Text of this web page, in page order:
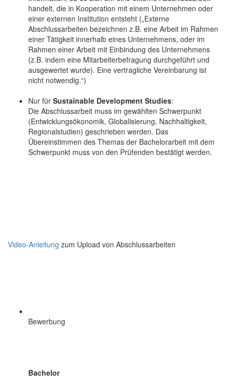
handelt, die in Kooperation mit einem Unternehmen oder
einer externen Institution entsteht („Externe
Abschlussarbeiten bezeichnen z.B. eine Arbeit im Rahmen
einer Tätigkeit innerhalb eines Unternehmens, oder im
Rahmen einer Arbeit mit Einbindung des Unternehmens
(z.B. indem eine Mitarbeiterbefragung durchgeführt und
ausgewertet wurde). Eine vertragliche Vereinbarung ist
nicht notwendig.“)
Nur für Sustainable Development Studies:
Die Abschlussarbeit muss im gewählten Schwerpunkt
(Entwicklungsökonomik, Globalisierung, Nachhaltigkeit,
Regionalstudien) geschrieben werden. Das
Übereinstimmen des Themas der Bachelorarbeit mit dem
Schwerpunkt muss von den Prüfenden bestätigt werden.
Video-Anleitung zum Upload von Abschlussarbeiten
Bewerbung
Bachelor